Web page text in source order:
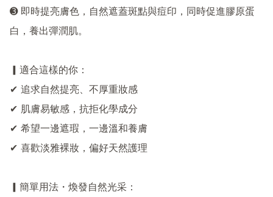
➌ 即時提亮膚色，自然遮蓋斑點與痘印，同時促進膠原蛋
白，養出彈潤肌。
▎適合這樣的你：
✔ 追求自然提亮、不厚重妝感
✔ 肌膚易敏感，抗拒化學成分
✔ 希望一邊遮瑕，一邊溫和養膚
✔ 喜歡淡雅裸妝，偏好天然護理
▎簡單用法・煥發自然光采：